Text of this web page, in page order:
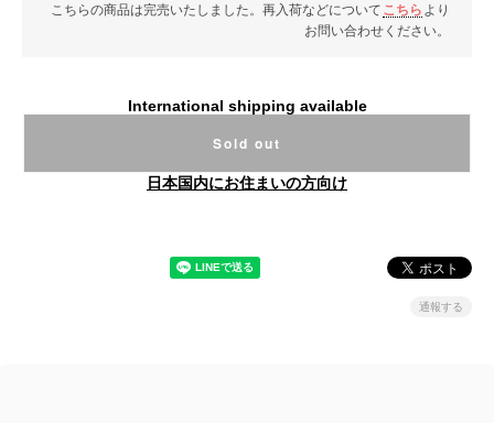
こちらの商品は完売いたしました。再入荷などについて こちら より
お問い合わせください。
International shipping available
Sold out
日本国内にお住まいの方向け
通報する